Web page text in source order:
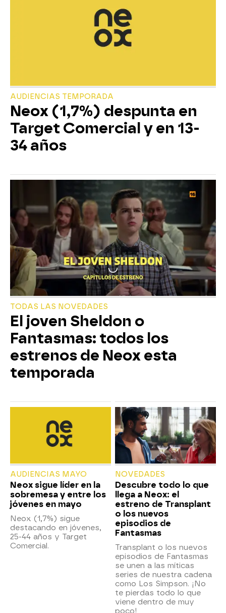
AUDIENCIAS TEMPORADA
Neox (1,7%) despunta en
Target Comercial y en 13-
34 años
TODAS LAS NOVEDADES
El joven Sheldon o
Fantasmas: todos los
estrenos de Neox esta
temporada
AUDIENCIAS MAYO
Neox sigue líder en la
sobremesa y entre los
jóvenes en mayo
Neox (1,7%) sigue
destacando en jóvenes,
25-44 años y Target
Comercial.
NOVEDADES
Descubre todo lo que
llega a Neox: el
estreno de Transplant
o los nuevos
episodios de
Fantasmas
Transplant o los nuevos
episodios de Fantasmas
se unen a las míticas
series de nuestra cadena
como Los Simpson. ¡No
te pierdas todo lo que
viene dentro de muy
poco!